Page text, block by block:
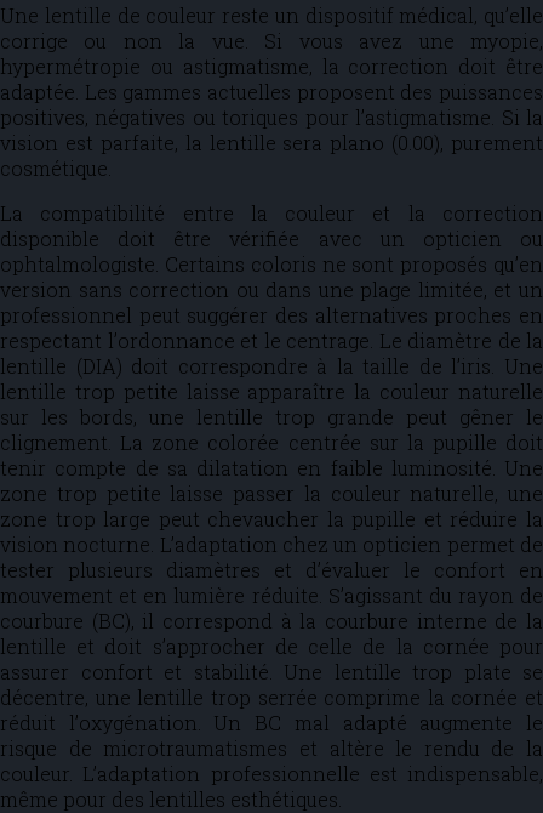
Une lentille de couleur reste un dispositif médical, qu’elle
corrige ou non la vue. Si vous avez une myopie,
hypermétropie ou astigmatisme, la correction doit être
adaptée. Les gammes actuelles proposent des puissances
positives, négatives ou toriques pour l’astigmatisme. Si la
vision est parfaite, la lentille sera plano (0.00), purement
cosmétique.
La compatibilité entre la couleur et la correction
disponible doit être vérifiée avec un opticien ou
ophtalmologiste. Certains coloris ne sont proposés qu’en
version sans correction ou dans une plage limitée, et un
professionnel peut suggérer des alternatives proches en
respectant l’ordonnance et le centrage. Le diamètre de la
lentille (DIA) doit correspondre à la taille de l’iris. Une
lentille trop petite laisse apparaître la couleur naturelle
sur les bords, une lentille trop grande peut gêner le
clignement. La zone colorée centrée sur la pupille doit
tenir compte de sa dilatation en faible luminosité. Une
zone trop petite laisse passer la couleur naturelle, une
zone trop large peut chevaucher la pupille et réduire la
vision nocturne. L’adaptation chez un opticien permet de
tester plusieurs diamètres et d’évaluer le confort en
mouvement et en lumière réduite. S’agissant du rayon de
courbure (BC), il correspond à la courbure interne de la
lentille et doit s’approcher de celle de la cornée pour
assurer confort et stabilité. Une lentille trop plate se
décentre, une lentille trop serrée comprime la cornée et
réduit l’oxygénation. Un BC mal adapté augmente le
risque de microtraumatismes et altère le rendu de la
couleur. L’adaptation professionnelle est indispensable,
même pour des lentilles esthétiques.